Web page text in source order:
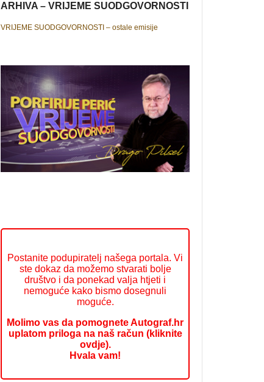
ARHIVA – VRIJEME SUODGOVORNOSTI
VRIJEME SUODGOVORNOSTI – ostale emisije
Postanite podupiratelj našega portala. Vi
ste dokaz da možemo stvarati bolje
društvo i da ponekad valja htjeti i
nemoguće kako bismo dosegnuli
moguće.
Molimo vas da pomognete Autograf.hr
uplatom priloga na naš račun (kliknite
ovdje).
Hvala vam!